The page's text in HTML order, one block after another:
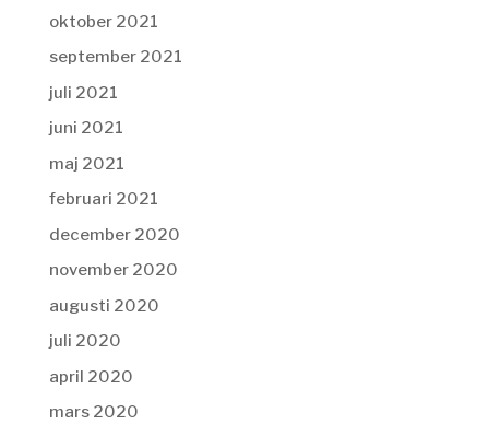
oktober 2021
september 2021
juli 2021
juni 2021
maj 2021
februari 2021
december 2020
november 2020
augusti 2020
juli 2020
april 2020
mars 2020